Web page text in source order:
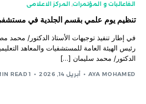
الفاعاليات و المؤتمرات, المركز الاعلامى
تنظيم يوم علمي بقسم الجلدية في
في إطار تنفيذ توجيهات الأستاذ الدكتور/ محمد
رئيس الهيئة العامة للمستشفيات والمعاهد
الدكتور/ محمد سليمان […]
AYA MOHAMED أبريل 14, 2026 1 MIN READ